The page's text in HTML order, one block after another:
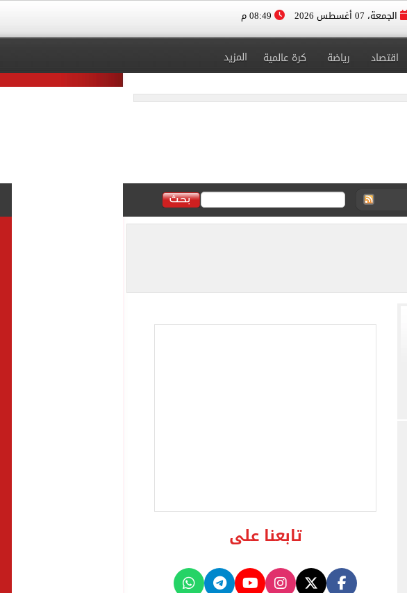
الجمعة، 07 أغسطس 2026
اقتصاد رياضة كرة عالمية المزيد
تابعنا على